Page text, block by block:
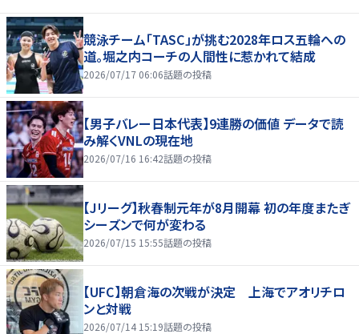
競泳チーム「TASC」が挑む2028年ロス五輪への
道。堀之内コーチの人間性に惹かれて結成
2026/07/17 06:06話題の投稿
【男子バレー日本代表】9連勝の価値 データで読
み解くVNLの現在地
2026/07/16 16:42話題の投稿
【Jリーグ】秋春制元年が8月開幕 初の年度またぎ
シーズンで何が変わる
2026/07/15 15:55話題の投稿
【UFC】朝倉海の次戦が決定 上海でアオリチロ
ンと対戦
2026/07/14 15:19話題の投稿